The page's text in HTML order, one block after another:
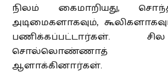
நிலம் கைமாறியது,
அடிமைகளாகவும்,
பணிக்கப்பட்டார்கள்.
சொல்லொண்ணாத்
ஆளாக்கினார்கள்.